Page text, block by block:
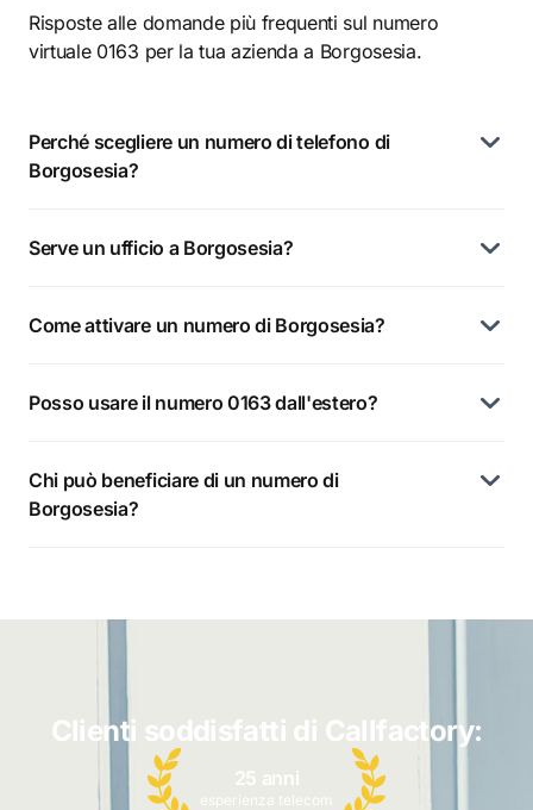
Risposte alle domande più frequenti sul numero
virtuale 0163 per la tua azienda a Borgosesia.
Perché scegliere un numero di telefono di
Borgosesia?
Serve un ufficio a Borgosesia?
Come attivare un numero di Borgosesia?
Posso usare il numero 0163 dall'estero?
Chi può beneficiare di un numero di
Borgosesia?
Clienti soddisfatti di Callfactory:
25 anni
esperienza telecom